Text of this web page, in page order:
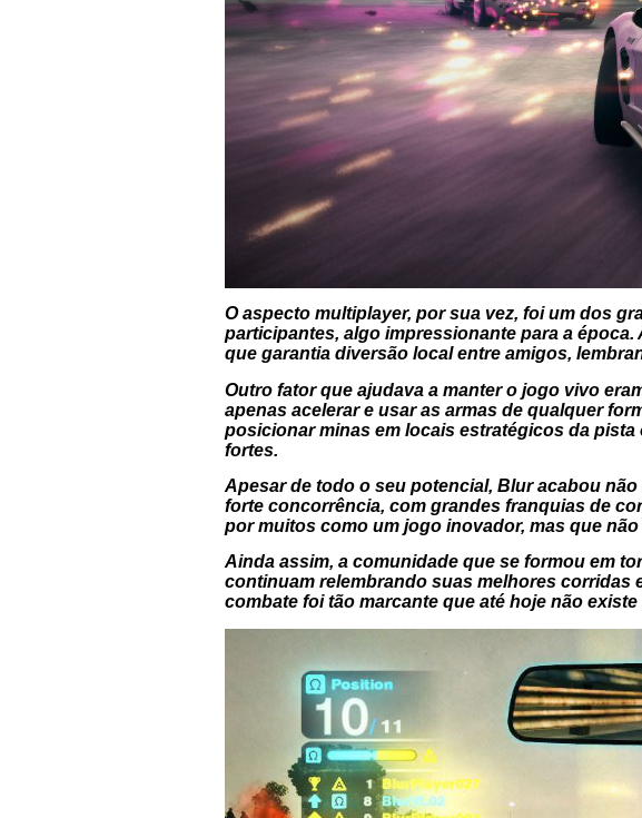
O aspecto multiplayer, por sua vez, foi um dos
participantes, algo impressionante para a
que garantia diversão local entre amigos,
Outro fator que ajudava a manter o jogo vivo
apenas acelerar e usar as armas de qualquer
posicionar minas em locais estratégicos da
fortes.
Apesar de todo o seu potencial, Bluracabou não
forte concorrência, com grandes franquias de
por muitos como um jogo inovador, mas que
Ainda assim, a comunidade que se formou em
continuam relembrando suas melhores corridas
combate foi tão marcante que até hoje não